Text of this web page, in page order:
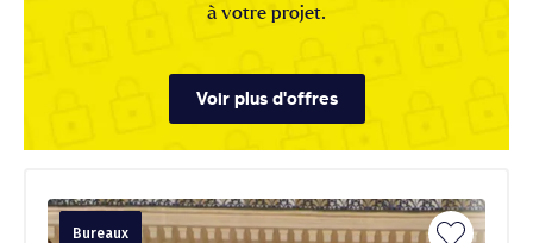
à votre projet.
Voir plus d'offres
Bureaux